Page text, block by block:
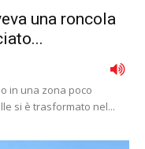
una roncola
in una zona poco
si è trasformato nel...